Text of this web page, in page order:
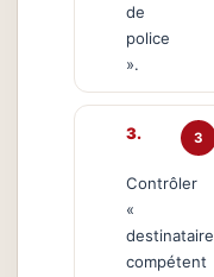
de
police
».
3
Contrôler
«
destinataire
compétent